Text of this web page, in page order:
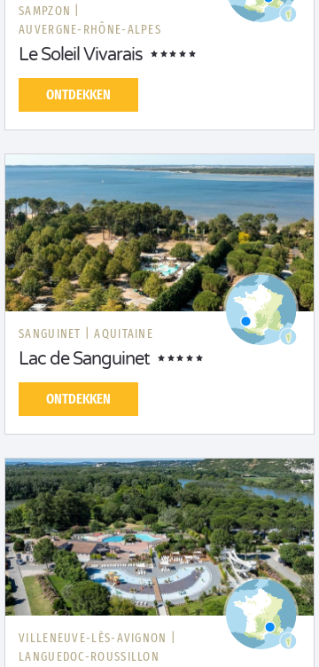
SAMPZON |
AUVERGNE-RHÔNE-ALPES
Le Soleil Vivarais
ONTDEKKEN
SANGUINET | AQUITAINE
Lac de Sanguinet
ONTDEKKEN
VILLENEUVE-LÈS-AVIGNON |
LANGUEDOC-ROUSSILLON